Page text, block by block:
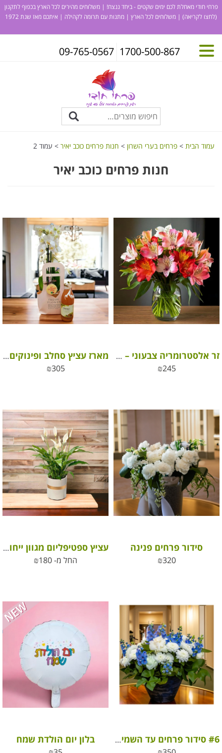
פרחי חודי מאחלת לכם ימים שקטים - ביחד ננצח! | משלוחים מהירים לכל הארץ בכפוף לתקנון
(לחצו לקריאה) | משלוחים לכל הארץ | מתנות עם תרומה לקהילה | איתכם מאז שנת 1972
1700-500-867
09-765-0567
עמוד הבית > פרחים בערי השרון > חנות פרחים כוכב יאיר > עמוד 2
חנות פרחים כוכב יאיר
זר אלסטרומריה צבעוני – פריחה מלאת חיים ושמחה
₪245
מארז עציץ סחלב ופינוקים – מתנה ליום המשפחה
₪305
סידור פרחים פנינה
₪320
עציץ ספטיפליום מגוון ייחודי גדול מאוד (ללא פריחה בעונה זו)
החל מ-
₪180
#6 סידור פרחים עד השמיים
בלון יום הולדת שמח